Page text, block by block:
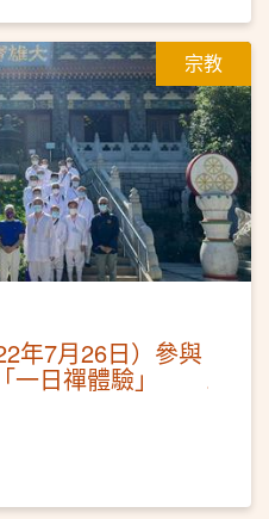
宗教
年7月26日）參與
日禪體驗」